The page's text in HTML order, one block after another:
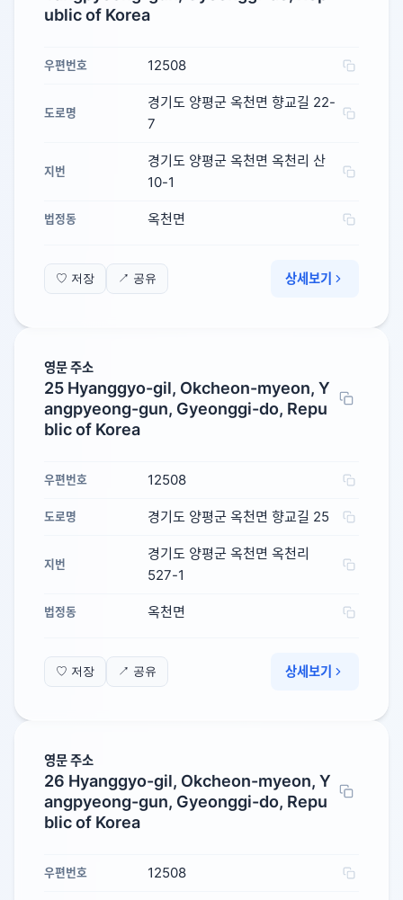
ublic of Korea
우편번호 12508
도로명
경기도 양평군 옥천면 향교길 22-
7
지번
경기도 양평군 옥천면 옥천리 산
10-1
법정동 옥천면
♡ 저장 ↗ 공유 상세보기
영문 주소
25 Hyanggyo-gil, Okcheon-myeon, Y
angpyeong-gun, Gyeonggi-do, Repu
blic of Korea
우편번호 12508
도로명 경기도 양평군 옥천면 향교길 25
지번
경기도 양평군 옥천면 옥천리
527-1
법정동 옥천면
♡ 저장 ↗ 공유 상세보기
영문 주소
26 Hyanggyo-gil, Okcheon-myeon, Y
angpyeong-gun, Gyeonggi-do, Repu
blic of Korea
우편번호 12508